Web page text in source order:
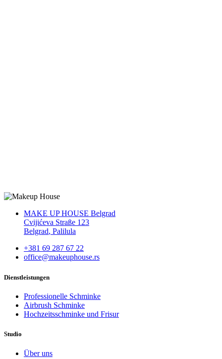
MAKE UP HOUSE Belgrad
Cvijićeva Straße 123
Belgrad, Palilula
+381 69 287 67 22
office@makeuphouse.rs
Dienstleistungen
Professionelle Schminke
Airbrush Schminke
Hochzeitsschminke und Frisur
Studio
Über uns